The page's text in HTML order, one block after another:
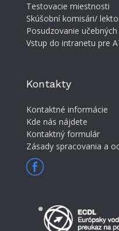
Testovacie miestnosti
Skúšobní komisári/
Posudzovanie
Vstup do intranetu pre
Kontakty
Kontaktné informácie
Kde nás nájdete
Kontaktný formulár
Zásady spracovania a